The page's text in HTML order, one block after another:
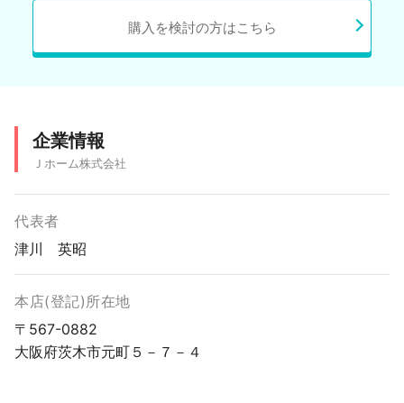
購入を検討の方はこちら
企業情報
Ｊホーム株式会社
代表者
津川 英昭
本店(登記)所在地
〒567-0882
大阪府茨木市元町５－７－４